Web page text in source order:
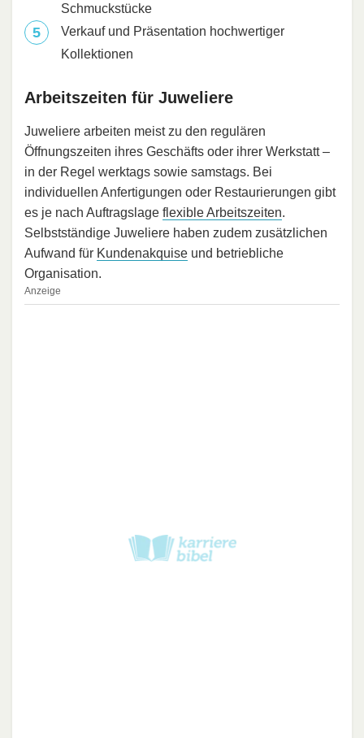
Schmuckstücke
Verkauf und Präsentation hochwertiger
Kollektionen
Arbeitszeiten für Juweliere
Juweliere arbeiten meist zu den regulären
Öffnungszeiten ihres Geschäfts oder ihrer Werkstatt –
in der Regel werktags sowie samstags. Bei
individuellen Anfertigungen oder Restaurierungen gibt
es je nach Auftragslage flexible Arbeitszeiten.
Selbstständige Juweliere haben zudem zusätzlichen
Aufwand für Kundenakquise und betriebliche
Organisation.
Anzeige